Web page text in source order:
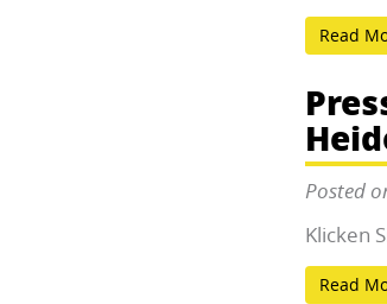
Read
Posted
Klicken
Read